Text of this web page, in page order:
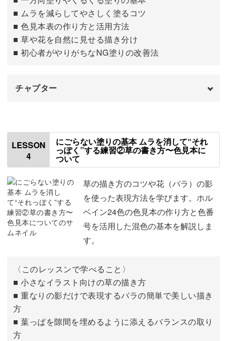
飾っても贈っても素敵
絵を描く時間も癒されて、そのあとも暮らしの中でも楽し
ポストカードサイズなので、机や棚にちょこんと飾りやす
額に入れるだけでも、お部屋がぐっとやさしい雰囲気に。
余白の取り方やサインの位置など、「作品として素敵に見
えるコツ」もしっかりお伝えします。
お散歩中に出会った素敵な建物や憧れの街角も、ぜひあな
たらしい感性で描いてみてくださいね！
■ ムラを減らしてやさしく塗るコツ
■ 色見本表の作り方と活用方法
■ 草や花を自然に見せる描き分け
■ 初心者がやりがちなNG塗りの改善法
チャプター
使用する材料・道具 01:01
色鉛筆の持ち方
色鉛筆の基本の塗り方①一方向塗り 03:01
色鉛筆の基本の塗り方②くるくる塗り 10:17
色鉛筆の基本の塗り方③クロスハッチング 13:01
LESSON
4
にごらない塗りの基本 ムラを消して“それ
っぽく”する練習②草の書き方〜色見本に
ついて
草の描き方のコツや花（バラ）の影
を使った表現方法を学びます。ホル
ベイン24色の色見本の作り方と色番
号を活用した混色の基本を解説しま
す。
〈このレッスンで学べること〉
■ 小さなイラスト向けの草の描き方
■ 重なりの影だけで表現するバラの簡単で美しい描き
方
■ 葉っぱを隙間を埋めるように添えるバランスの取り
方